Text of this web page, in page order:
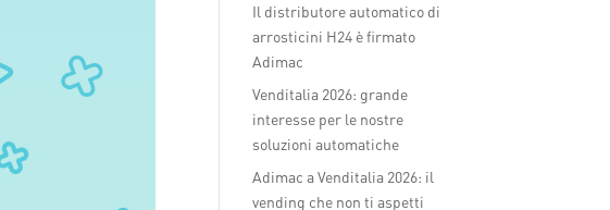
Il distributore automatico di
arrosticini H24 è firmato
Adimac
Venditalia 2026: grande
interesse per le nostre
soluzioni automatiche
Adimac a Venditalia 2026: il
vending che non ti aspetti